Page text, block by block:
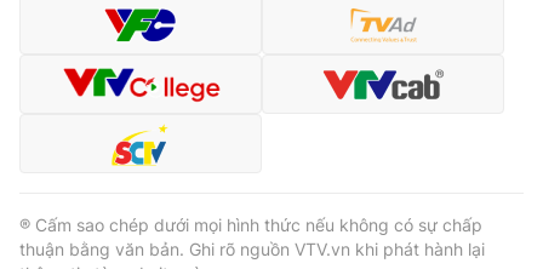
Video Shorts video
VTV Money
VTV Sức khoẻ Bất động sản
® Cấm sao chép dưới mọi hình thức nếu không có sự chấp
thuận bằng văn bản. Ghi rõ nguồn VTV.vn khi phát hành lại